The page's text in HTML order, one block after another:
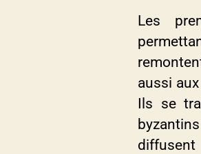
Les
aussi
Ils se